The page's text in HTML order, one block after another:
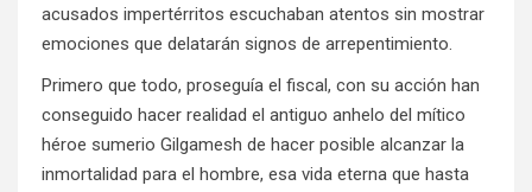
acusados impertérritos escuchaban atentos sin mostrar
emociones que delatarán signos de arrepentimiento.
Primero que todo, proseguía el fiscal, con su acción han
conseguido hacer realidad el antiguo anhelo del mítico
héroe sumerio Gilgamesh de hacer posible alcanzar la
inmortalidad para el hombre, esa vida eterna que hasta